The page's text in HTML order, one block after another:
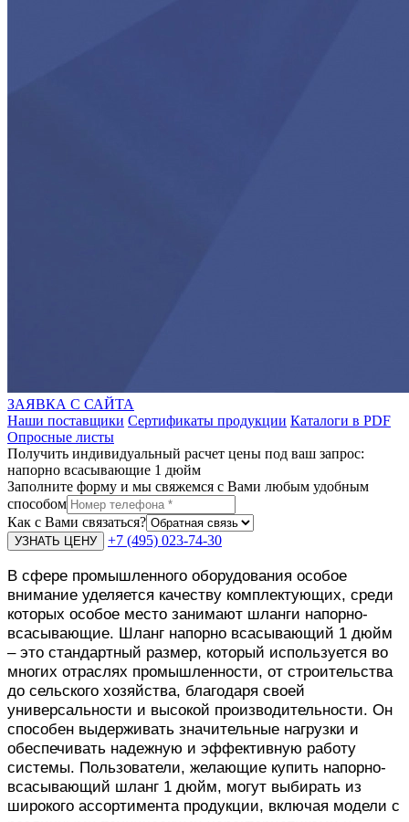
ЗАЯВКА С САЙТА
Наши поставщики Сертификаты продукции Каталоги в PDF
Опросные листы
Получить индивидуальный расчет цены под ваш запрос:
напорно всасывающие 1 дюйм
Заполните форму и мы свяжемся с Вами любым удобным
способом
Как с Вами связаться?
+7 (495) 023-74-30
В сфере промышленного оборудования особое
внимание уделяется качеству комплектующих, среди
которых особое место занимают шланги напорно-
всасывающие. Шланг напорно всасывающий 1 дюйм
– это стандартный размер, который используется во
многих отраслях промышленности, от строительства
до сельского хозяйства, благодаря своей
универсальности и высокой производительности. Он
способен выдерживать значительные нагрузки и
обеспечивать надежную и эффективную работу
системы. Пользователи, желающие купить напорно-
всасывающий шланг 1 дюйм, могут выбирать из
широкого ассортимента продукции, включая модели с